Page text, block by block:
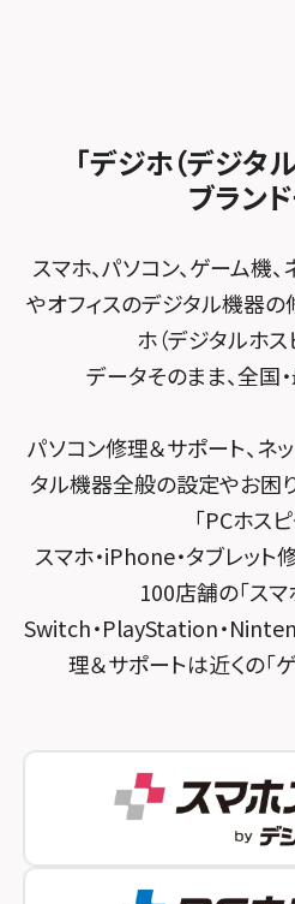
スマホスピタル テルル松
スマホスピタル テルル宮
スマホスピタル千葉
スマホスピタル 大森
スマホスピタル練馬
スマホスピタル 神田
スマホスピタル三軒茶屋
スマホスピタル秋葉原
スマホスピタル 自由が丘
スマホスピタルオリナス錦
スマホスピタル テルル成
スマホスピタル平和が丘
スマホスピタル春日井勝
スマホスピタル住道オペ
スマホスピタル東大阪ロ
スマホスピタル堺
スマホスピタル 堺出張所
スマホスピタル京都河原
スマホスピタル宇治槙島
スマホスピタル烏丸
スマホスピタル 京都宇治
スマホスピタル 福知山
スマホスピタル神戸三宮
スマホスピタル by デジ
スマホスピタル伊丹
スマホスピタル奈良生駒
MacBook修理メニュー
FCNTスマートフォン修理
「デジホ（デジタ
ブラン
スマホ、パソコン、ゲーム機
やオフィスのデジタル機器の
ホ（デジタルホス
データそのまま、全国
パソコン修理＆サポート、ネ
タル機器全般の設定やお困
「PCホス
スマホ・iPhone・タブレッ
100店舗の「スマ
Switch・PlayStation・
理＆サポートは近くの「